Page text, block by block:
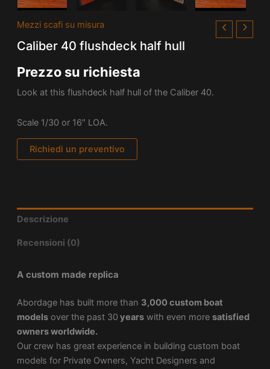
Mezzi scafi su misura
Caliber 40 flushdeck half hull
Prezzo su richiesta
Look at this flushdeck half hull of the Caliber 40.
Scale 1/30 or 16″ LOA.
Richiedi un preventivo
Descrizione
Recensioni (0)
A custom made replica
Abordage has built more than 3,000 custom boat
modelsover the past 30 yearswith even more satisfied
owners worldwide.
Our crew has great experience in building custom boat
models for Private Owners, Yacht Designers and